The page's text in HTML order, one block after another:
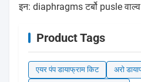
इन: diaphragms टर्बो pusle
Product Tags
एयर पंप डायाफ्राम किट
अरो